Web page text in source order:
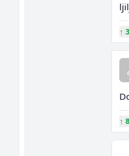
↑ 3
↑